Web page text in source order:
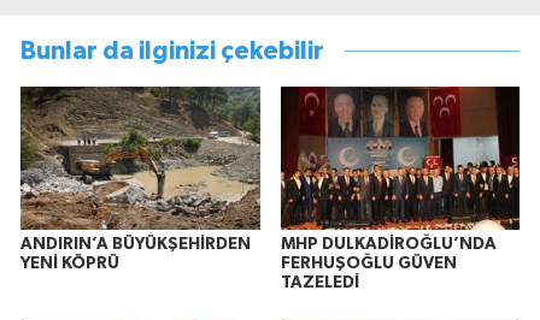
Bunlar da ilginizi çekebilir
ANDIRIN’A BÜYÜKŞEHİRDEN
YENİ KÖPRÜ
MHP DULKADİROĞLU’NDA
FERHUŞOĞLU GÜVEN
TAZELEDİ